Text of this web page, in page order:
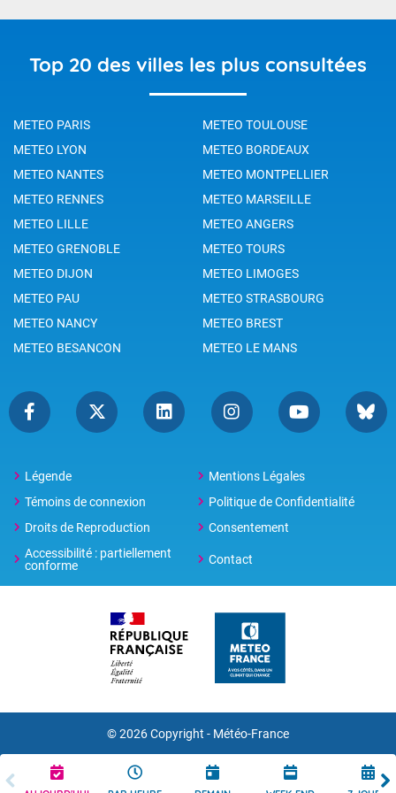
Top 20 des villes les plus consultées
METEO PARIS
METEO TOULOUSE
METEO LYON
METEO BORDEAUX
METEO NANTES
METEO MONTPELLIER
METEO RENNES
METEO MARSEILLE
METEO LILLE
METEO ANGERS
METEO GRENOBLE
METEO TOURS
METEO DIJON
METEO LIMOGES
METEO PAU
METEO STRASBOURG
METEO NANCY
METEO BREST
METEO BESANCON
METEO LE MANS
Légende
Mentions Légales
Témoins de connexion
Politique de Confidentialité
Droits de Reproduction
Consentement
Accessibilité : partiellement
conforme
Contact
© 2026 Copyright - Météo-France